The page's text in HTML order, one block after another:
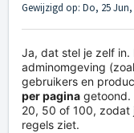
Gewijzigd op: Do, 25 Jun,
Ja, dat stel je zelf
adminomgeving
gebruikers en
per pagina getoond.
20, 50 of 100, zodat
regels ziet.